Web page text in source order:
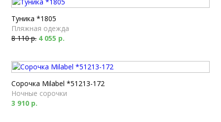
Туника *1805
Пляжная одежда
8 110 р. 4 055 р.
Сорочка Milabel *51213-172
Ночные сорочки
3 910 р.